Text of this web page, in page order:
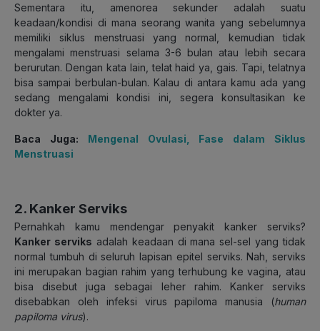
Sementara itu, amenorea sekunder adalah suatu
keadaan/kondisi di mana seorang wanita yang sebelumnya
memiliki siklus menstruasi yang normal, kemudian tidak
mengalami menstruasi selama 3-6 bulan atau lebih secara
berurutan. Dengan kata lain, telat haid ya, gais. Tapi, telatnya
bisa sampai berbulan-bulan. Kalau di antara kamu ada yang
sedang mengalami kondisi ini, segera konsultasikan ke
dokter ya.
Baca Juga: Mengenal Ovulasi, Fase dalam Siklus
Menstruasi
2. Kanker Serviks
Pernahkah kamu mendengar penyakit kanker serviks?
Kanker serviks adalah keadaan di mana sel-sel yang tidak
normal tumbuh di seluruh lapisan epitel serviks. Nah, serviks
ini merupakan bagian rahim yang terhubung ke vagina, atau
bisa disebut juga sebagai leher rahim. Kanker serviks
disebabkan oleh infeksi virus papiloma manusia (human
papiloma virus).